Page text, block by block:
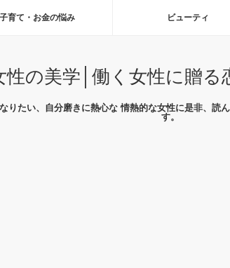
子育て・お金の悩み ビューティ
性の美学│働く女性に贈る
りたい、自分磨きに熱心な 情熱的な女性に是非、
す。